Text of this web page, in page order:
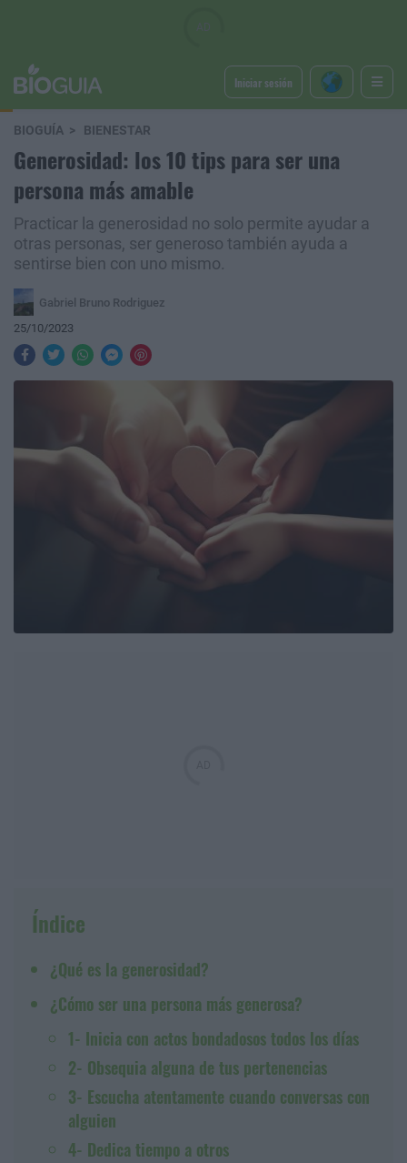
Iniciar sesión
BIOGUÍA BIENESTAR
Generosidad: los 10 tips para ser una
persona más amable
Practicar la generosidad no solo permite ayudar a
otras personas, ser generoso también ayuda a
sentirse bien con uno mismo.
Gabriel Bruno Rodriguez
25/10/2023
Índice
¿Qué es la generosidad?
¿Cómo ser una persona más generosa?
1- Inicia con actos bondadosos todos los días
2- Obsequia alguna de tus pertenencias
3- Escucha atentamente cuando conversas con
alguien
4- Dedica tiempo a otros